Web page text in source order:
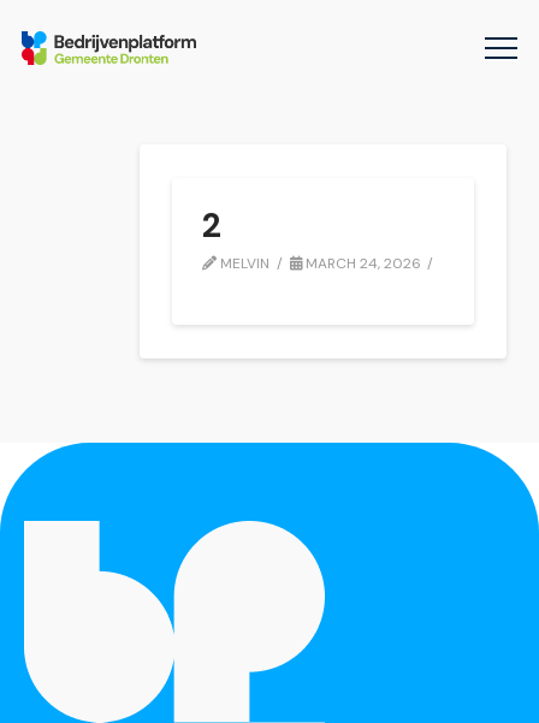
2
MELVIN MARCH 24, 2026